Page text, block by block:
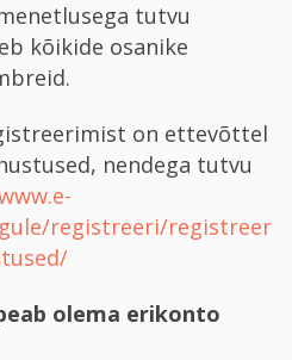
tutvu
kõikide osanike
on ettevõttel
nendega tutvu
registreeri/registreer
olema erikonto